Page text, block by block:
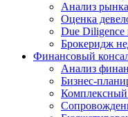
Анализ
Оценка
Due
Брокеридж
Финансовый
Анализ
Бизнес-